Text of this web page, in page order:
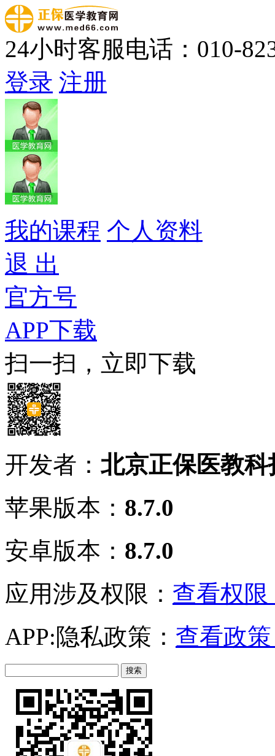
24小时客服电话：010-
登录 注册
我的课程 个人资料
退 出
官方号
APP下载
扫一扫，立即下载
开发者： 北京正保医教
苹果版本： 8.7.0
安卓版本： 8.7.0
应用涉及权限： 查看权限
APP:隐私政策： 查看政